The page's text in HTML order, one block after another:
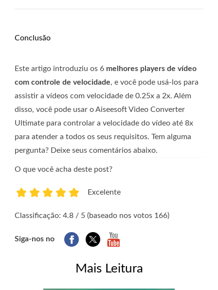
Conclusão
Este artigo introduziu os 6 melhores players de vídeo
com controle de velocidade, e você pode usá-los para
assistir a vídeos com velocidade de 0.25x a 2x. Além
disso, você pode usar o Aiseesoft Video Converter
Ultimate para controlar a velocidade do vídeo até 8x
para atender a todos os seus requisitos. Tem alguma
pergunta? Deixe seus comentários abaixo.
O que você acha deste post?
Excelente
Classificação: 4.8 / 5 (baseado nos votos 166)
Siga-nos no
Mais Leitura